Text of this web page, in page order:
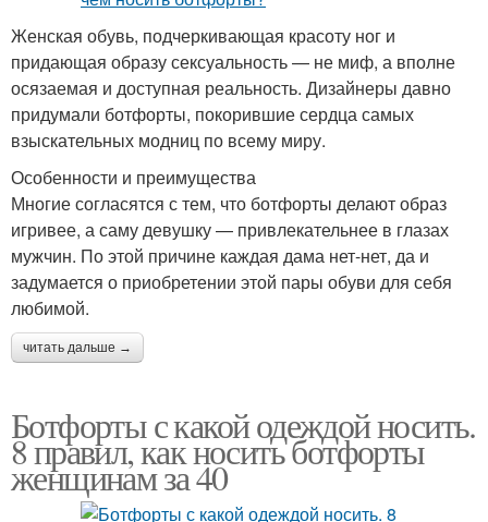
Женская обувь, подчеркивающая красоту ног и
придающая образу сексуальность — не миф, а вполне
осязаемая и доступная реальность. Дизайнеры давно
придумали ботфорты, покорившие сердца самых
взыскательных модниц по всему миру.
Особенности и преимущества
Многие согласятся с тем, что ботфорты делают образ
игривее, а саму девушку — привлекательнее в глазах
мужчин. По этой причине каждая дама нет-нет, да и
задумается о приобретении этой пары обуви для себя
любимой.
читать дальше →
Ботфорты с какой одеждой носить.
8 правил, как носить ботфорты
женщинам за 40